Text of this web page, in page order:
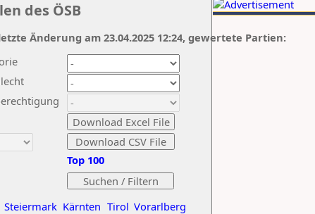
des ÖSB
Steiermark Kärnten Tirol Vorarlberg
Top 100
Änderung am 23.04.2025 12:24, gewertete Partien: